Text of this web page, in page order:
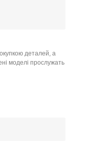
деталей, а
моделі прослужать